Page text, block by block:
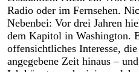
Radio oder im Fernsehen.
Nebenbei: Vor drei Jahren
dem Kapitol in Washington.
offensichtliches Interesse,
angegebene Zeit hinaus –